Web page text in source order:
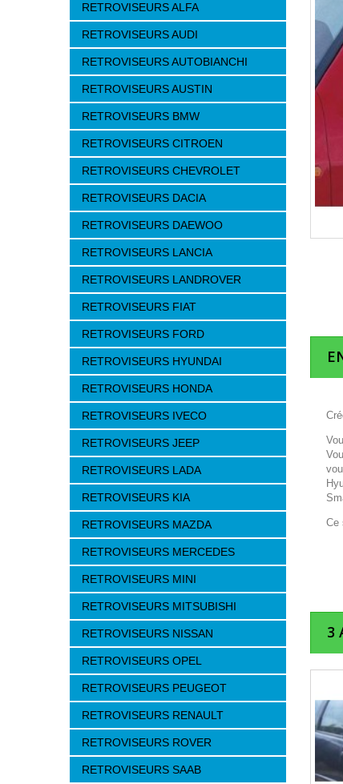
RETROVISEURS ALFA
RETROVISEURS AUDI
RETROVISEURS AUTOBIANCHI
RETROVISEURS AUSTIN
RETROVISEURS BMW
RETROVISEURS CITROEN
RETROVISEURS CHEVROLET
RETROVISEURS DACIA
RETROVISEURS DAEWOO
RETROVISEURS LANCIA
RETROVISEURS LANDROVER
RETROVISEURS FIAT
RETROVISEURS FORD
RETROVISEURS HYUNDAI
RETROVISEURS HONDA
RETROVISEURS IVECO
RETROVISEURS JEEP
RETROVISEURS LADA
RETROVISEURS KIA
RETROVISEURS MAZDA
RETROVISEURS MERCEDES
RETROVISEURS MINI
RETROVISEURS MITSUBISHI
RETROVISEURS NISSAN
RETROVISEURS OPEL
RETROVISEURS PEUGEOT
RETROVISEURS RENAULT
RETROVISEURS ROVER
RETROVISEURS SAAB
Ce
3